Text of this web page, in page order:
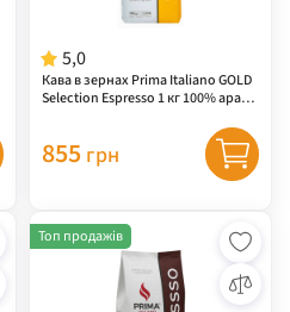
5,0
Кава в зернах Prima Italiano GOLD
Selection Espresso 1 кг 100% арабі
855 грн
Топ продажів